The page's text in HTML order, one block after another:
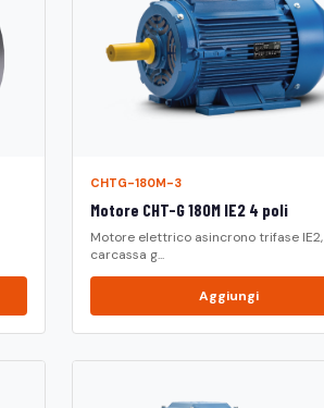
CHTG-180M-3
Motore CHT-G 180M IE2 4 poli
Motore elettrico asincrono trifase IE2,
carcassa g...
Aggiungi